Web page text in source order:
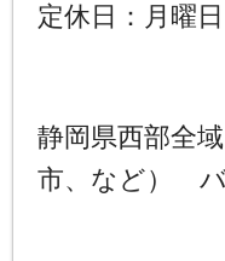
定休日：月曜日
静岡県西部全
市、など） バ